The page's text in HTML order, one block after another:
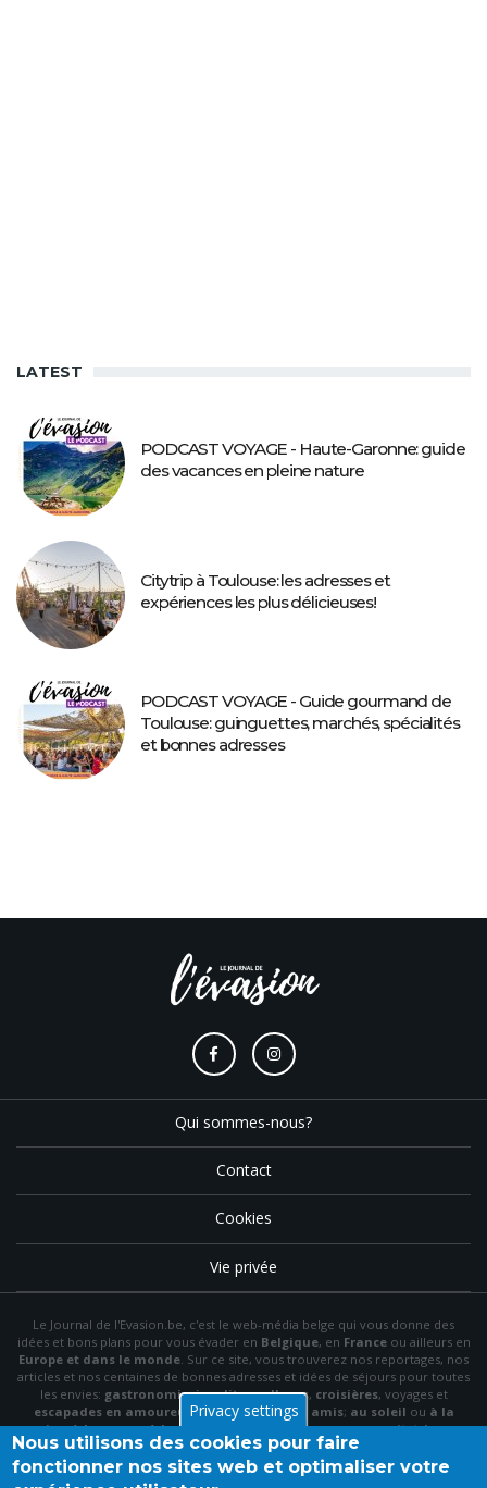
LATEST
PODCAST VOYAGE - Haute-Garonne: guide
des vacances en pleine nature
Citytrip à Toulouse: les adresses et
expériences les plus délicieuses!
PODCAST VOYAGE - Guide gourmand de
Toulouse: guinguettes, marchés, spécialités
et bonnes adresses
Qui sommes-nous?
Contact
Cookies
Vie privée
Le Journal de l'Evasion.be, c'est le web-média belge qui vous donne des
idées et bons plans pour vous évader en Belgique, en Franceou ailleurs en
Europe et dans le monde. Sur ce site, vous trouverez nos reportages, nos
articles et nos centaines de bonnes adresses et idées de séjours pour toutes
les envies: gastronomie,insolite,wellness, croisières, voyages et
escapades en amoureux ,en famille,entre amis; au soleil ou à la
neige,à la merouà la montagne à la campagneou encitytrip, en
hôtel, en gîteou enchambre d'hôte…
N'hésitez pas à utiliser le menu et la barre de recherche pour trouver le bon
Privacy settings
Nous utilisons des cookies pour faire
fonctionner nos sites web et optimaliser votre